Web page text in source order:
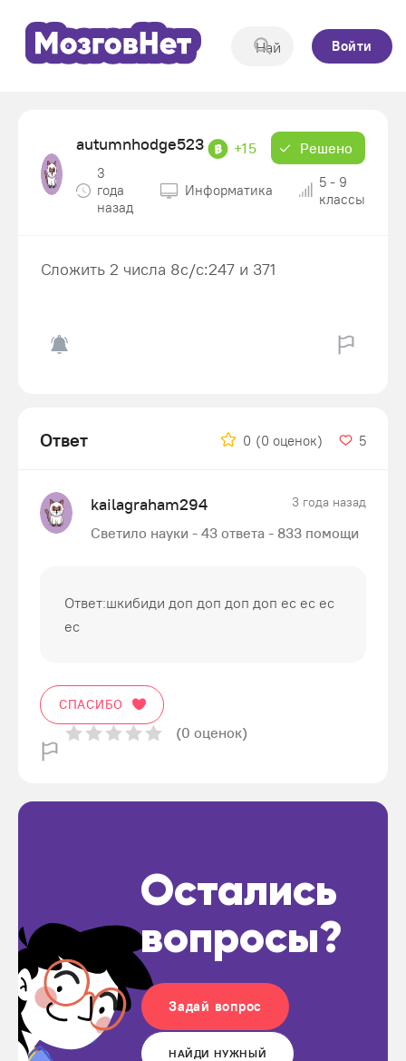
Войти
autumnhodge523 +15 Решено
3
года
назад
Информатика
5 - 9
классы
Сложить 2 числа 8c/c:247 и 371
Ответ 0 (0 оценок) 5
kailagraham294 3 года назад
Светило науки - 43 ответа - 833 помощи
Ответ:шкибиди доп доп доп доп ес ес ес
ес
СПАСИБО
(0 оценок)
Остались
вопросы?
Задай вопрос
НАЙДИ НУЖНЫЙ